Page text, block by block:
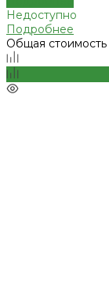
Недоступно
Подробнее
Общая стоимость